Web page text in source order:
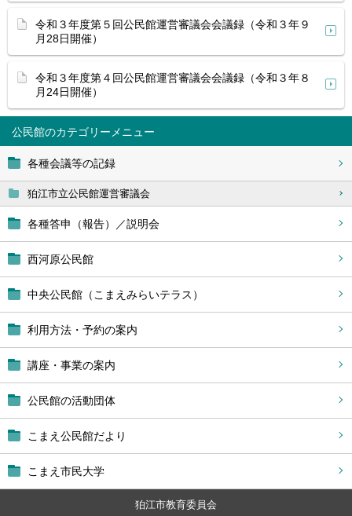
公民館
各種会議等の記録
狛江市立公民館運営審議会
各種答申（報告）／説明会
西河原公民館
中央公民館（こまえみらいテラス）
利用方法・予約の案内
講座・事業の案内
公民館の活動団体
こまえ公民館だより
こまえ市民大学
令和３年度第５回公民館運営審議会会議録（令和３年９
月28日開催）
令和３年度第４回公民館運営審議会会議録（令和３年８
月24日開催）
狛江市教育委員会